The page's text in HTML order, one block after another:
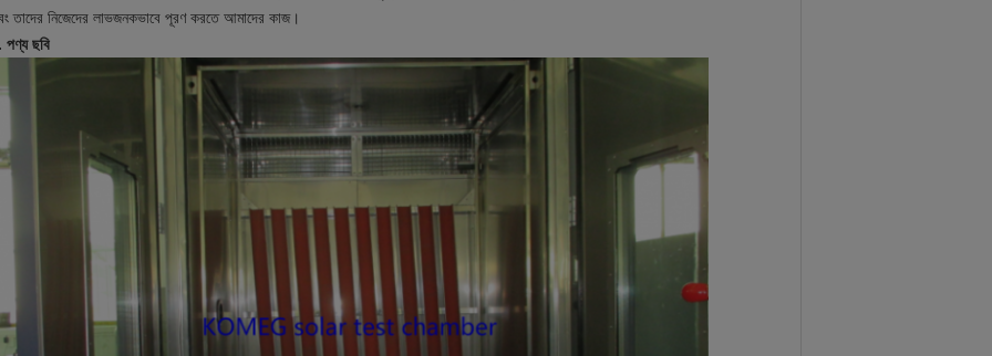
তাদের নিজেদের লাভজনকভাবে পূরণ করতে আমাদের কাজ।
পণ্য ছবি